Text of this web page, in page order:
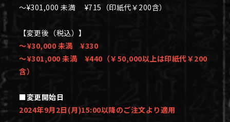
～¥301,000 未満 ¥715（印紙代￥200含）
【変更後（税込）】
～¥30,000 未満 ¥330
～¥301,000 未満 ¥440（￥50,000以上は印紙代￥200
含）
■変更開始日
2024年9月2日(月)15:00以降のご注文より適用